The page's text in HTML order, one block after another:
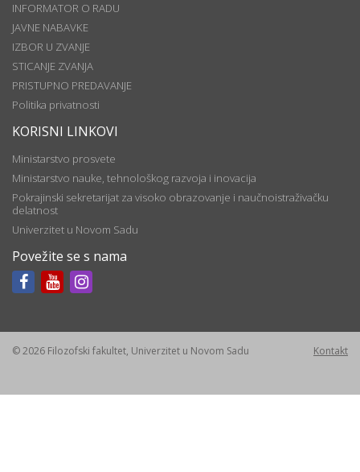
INFORMATOR O RADU
JAVNE NABAVKE
IZBOR U ZVANJE
STICANJE ZVANJA
PRISTUPNO PREDAVANJE
Politika privatnosti
KORISNI LINKOVI
Ministarstvo prosvete
Ministarstvo nauke, tehnološkog razvoja i inovacija
Pokrajinski sekretarijat za visoko obrazovanje i naučnoistraživačku
delatnost
Univerzitet u Novom Sadu
Povežite se s nama
© 2026 Filozofski fakultet, Univerzitet u Novom Sadu Kontakt